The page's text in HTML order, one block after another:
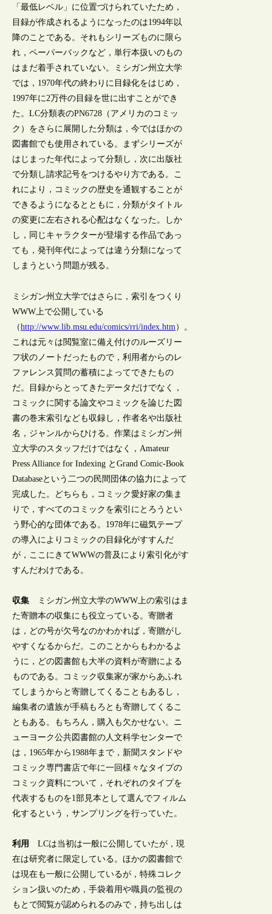
「最低レベル」に位置づけられていたため，
目録が作成されるようになったのは1994年以
降のことである。それもシリーズものに限ら
れ，ペーパーバックなど，単行本扱いのもの
はまだ着手されていない。ミシガン州立大学
では，1970年代の終わりに目録化をはじめ，
1997年に2万件の目録を世に出すことができ
た。LC分類表のPN6728（アメリカのコミッ
ク）をさらに展開した分類は，今ではほかの
図書館でも使用されている。まずシリーズが
はじまった年代によって分類し，次に出版社
で分類し請求記号をつけるやり方である。こ
れにより，コミックの歴史を通観することが
できるようになるとともに，分類がタイトル
の変更に左右される心配はなくなった。しか
し，同じキャラクターが登場する作品であっ
ても，発刊年代によっては違う分類になって
しまうという問題が残る。
ミシガン州立大学ではさらに，索引をつくり
WWW上で公開している
（http://www.lib.msu.edu/comics/rri/index.htm ）。
これは元々は閲覧室に備え付けのルーズリー
フ状のノートだったもので，利用者からのレ
ファレンス質問の蓄積によってできたもの
だ。目録からとってきたデータだけでなく，
コミックに関する論文やコミックを論じた図
書の巻末索引なども収録し，作者名や出版社
名，ジャンルからひける。作業はミシガン州
立大学のスタッフだけではなく，Amateur
Press Alliance for Indexing とGrand Comic-Book
Databaseという二つの民間団体の協力によって
完成した。どちらも，コミック愛好家の集ま
りで，すべてのコミックを索引にとろうとい
う野心的な団体である。1978年に磁気テープ
の導入によりコミックの目録化がすすんだ
が，ここにきてWWWの普及により索引化がす
すんだわけである。
収集 ミシガン州立大学のWWW上の索引はま
た寄贈本の収集にも役立っている。寄贈者
は，どの号が欠号なのかわかれば，寄贈がし
やすくなるからだ。このことからもわかるよ
うに，どの図書館も大半の資料が寄贈による
ものである。コミック収集家が家からあふれ
てしまうからと寄贈してくることもあるし，
編集者の遺族が手稿もろとも寄贈してくるこ
ともある。もちろん，購入も欠かせない。ニ
ューヨーク公共図書館の人文科学センターで
は，1965年から1988年まで，新聞スタンドや
コミック専門書店で年に一回様々なタイプの
コミック資料について，それぞれのタイプを
代表するものを1部見本として選んでフィルム
化するという，サンプリングを行っていた。
利用
LCは当初は一般に公開していたが，現
在は研究者に限定している。ほかの図書館で
は現在も一般に公開しているが，特殊コレク
ション扱いのため，手袋着用や職員の監視の
もとで閲覧が認められるのみで，持ち出しは